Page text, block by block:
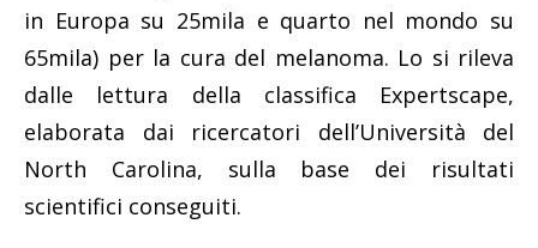
in Europa su 25mila e quarto nel mondo su
65mila) per la cura del melanoma. Lo si rileva
dalle lettura della classifica Expertscape,
elaborata dai ricercatori dell’Università del
North Carolina, sulla base dei risultati
scientifici conseguiti.